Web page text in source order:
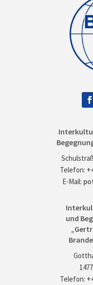
Telefon:
E-Mail:
und
Telefon: